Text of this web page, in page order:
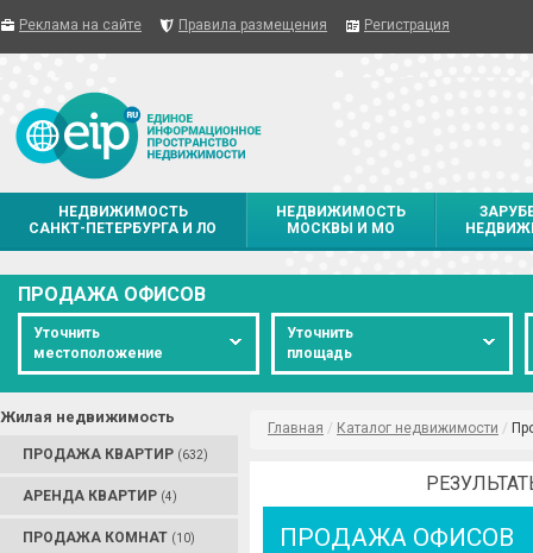
Реклама на сайте Правила размещения Регистрация
НЕДВИЖИМОСТЬ
САНКТ-ПЕТЕРБУРГА И ЛО
НЕДВИЖИМОСТЬ
МОСКВЫ И МО
ПРОДАЖА ОФИСОВ
Уточнить
местоположение
Уточнить
площадь
Жилая недвижимость
ПРОДАЖА КВАРТИР (632)
АРЕНДА КВАРТИР (4)
ПРОДАЖА КОМНАТ (10)
Главная / Каталог недвижимости /
ПРОДАЖА ОФИСОВ